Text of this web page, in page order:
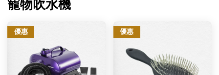
寵物吹水機
優惠 優惠